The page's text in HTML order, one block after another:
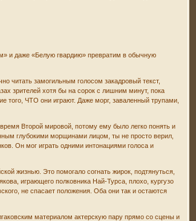
и даже «Белую гвардию» превратим в обычную
читать замогильным голосом закадровый текст,
зрителей хотя бы на сорок с лишним минут, пока
того, ЧТО они играют. Даже морг, заваленный трупами,
Второй мировой, потому ему было легко понять и
глубокими морщинами лицом, ты не просто верил,
Он мог играть одними интонациями голоса и
жизнью. Это помогало согнать жирок, подтянуться,
играющего полковника Най-Турса, плохо, кургузо
не спасает положения. Оба они так и остаются
материалом актерскую пару прямо со сцены и